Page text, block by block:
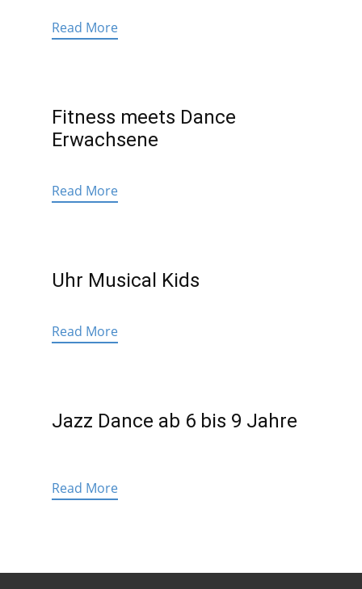
Read More
Fitness meets Dance
Erwachsene
Read More
Uhr Musical Kids
Read More
Jazz Dance ab 6 bis 9 Jahre
Read More